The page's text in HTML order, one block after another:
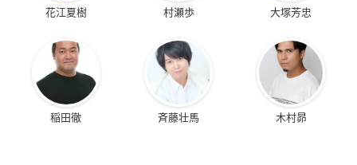
花江夏樹 村瀬歩 大塚芳忠
稲田徹 斉藤壮馬 木村昴